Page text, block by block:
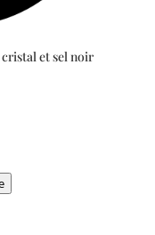
cristal et sel noir